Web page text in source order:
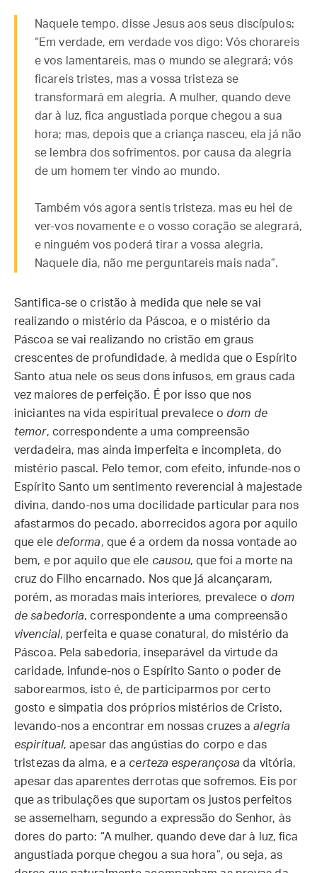
Naquele tempo, disse Jesus aos seus discípulos:
“Em verdade, em verdade vos digo: Vós chorareis
e vos lamentareis, mas o mundo se alegrará; vós
ficareis tristes, mas a vossa tristeza se
transformará em alegria. A mulher, quando deve
dar à luz, fica angustiada porque chegou a sua
hora; mas, depois que a criança nasceu, ela já não
se lembra dos sofrimentos, por causa da alegria
de um homem ter vindo ao mundo.
Também vós agora sentis tristeza, mas eu hei de
ver-vos novamente e o vosso coração se alegrará,
e ninguém vos poderá tirar a vossa alegria.
Naquele dia, não me perguntareis mais nada”.
Santifica-se o cristão à medida que nele se vai
realizando o mistério da Páscoa, e o mistério da
Páscoa se vai realizando no cristão em graus
crescentes de profundidade, à medida que o Espírito
Santo atua nele os seus dons infusos, em graus cada
vez maiores de perfeição. É por isso que nos
iniciantes na vida espiritual prevalece o dom de
temor, correspondente a uma compreensão
verdadeira, mas ainda imperfeita e incompleta, do
mistério pascal. Pelo temor, com efeito, infunde-nos o
Espírito Santo um sentimento reverencial à majestade
divina, dando-nos uma docilidade particular para nos
afastarmos do pecado, aborrecidos agora por aquilo
que eledeforma, que é a ordem da nossa vontade ao
bem, e por aquilo que ele causou, que foi a morte na
cruz do Filho encarnado. Nos que já alcançaram,
porém, as moradas mais interiores, prevalece o dom
de sabedoria, correspondente a uma compreensão
vivencial, perfeita e quase conatural, do mistério da
Páscoa. Pela sabedoria, inseparável da virtude da
caridade, infunde-nos o Espírito Santo o poder de
saborearmos, isto é, de participarmos por certo
gosto e simpatia dos próprios mistérios de Cristo,
levando-nos a encontrar em nossas cruzes aalegria
espiritual, apesar das angústias do corpo e das
tristezas da alma, e a certeza esperançosa da vitória,
apesar das aparentes derrotas que sofremos. Eis por
que as tribulações que suportam os justos perfeitos
se assemelham, segundo a expressão do Senhor, às
dores do parto: “A mulher, quando deve dar à luz, fica
angustiada porque chegou a sua hora”, ou seja, as